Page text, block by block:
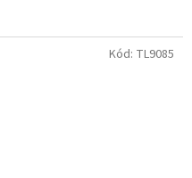
Kód: TL9085